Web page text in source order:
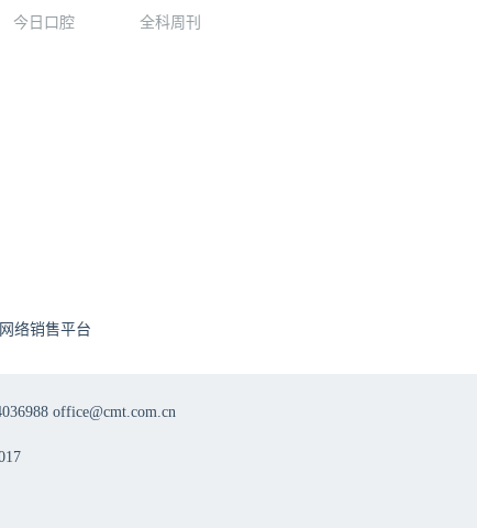
今日口腔 全科周刊
络销售平台
office@cmt.com.cn